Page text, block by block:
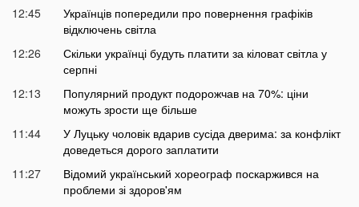
12:45
Українців попередили про повернення графіків
відключень світла
12:26
Скільки українці будуть платити за кіловат світла у
серпні
12:13
Популярний продукт подорожчав на 70%: ціни
можуть зрости ще більше
11:44
У Луцьку чоловік вдарив сусіда дверима: за конфлікт
доведеться дорого заплатити
11:27
Відомий український хореограф поскаржився на
проблеми зі здоров'ям